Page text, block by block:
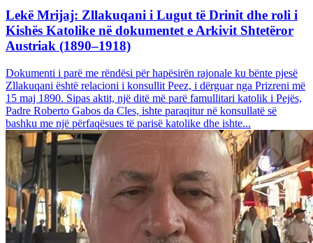
Lekë Mrijaj: Zllakuqani i Lugut të Drinit dhe roli i
Kishës Katolike në dokumentet e Arkivit Shtetëror
Austriak (1890–1918)
Dokumenti i parë me rëndësi për hapësirën rajonale ku bënte pjesë
Zllakuqani është relacioni i konsullit Peez, i dërguar nga Prizreni më
15 maj 1890. Sipas aktit, një ditë më parë famullitari katolik i Pejës,
Padre Roberto Gabos da Cles, ishte paraqitur në konsullatë së
bashku me një përfaqësues të parisë katolike dhe ishte...